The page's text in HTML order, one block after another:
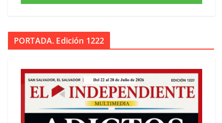
PORTADA. Edición 1222